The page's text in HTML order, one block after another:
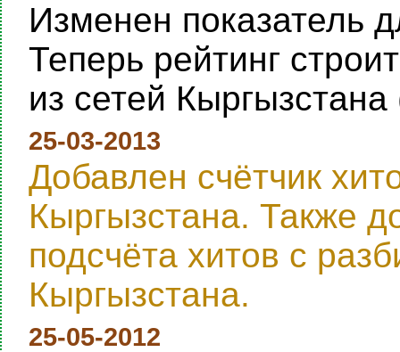
Изменен показатель
Теперь рейтинг
из сетей
25-03-2013
Добавлен счётчик
Кыргызстана. Также
подсчёта хитов с
Кыргызстана.
25-05-2012